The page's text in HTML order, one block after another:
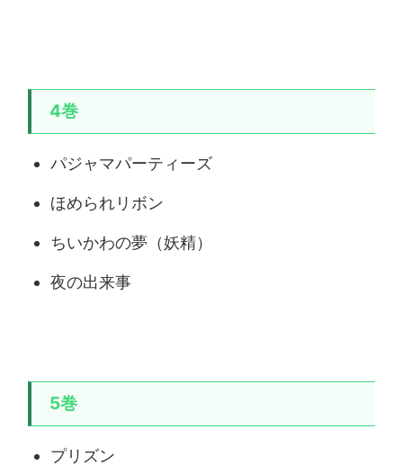
4巻
パジャマパーティーズ
ほめられリボン
ちいかわの夢（妖精）
夜の出来事
5巻
プリズン